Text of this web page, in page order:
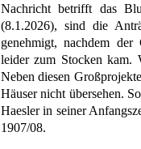
Nachricht betrifft das
(8.1.2026), sind die
genehmigt, nachdem der
leider zum Stocken kam.
Neben diesen
Häuser nicht übersehen.
Haesler in seiner
1907/08.